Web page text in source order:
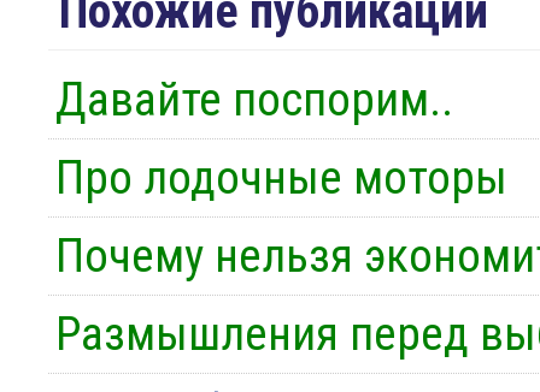
Похожие публикации
Давайте поспорим..
Про лодочные моторы
Почему нельзя
Размышления перед